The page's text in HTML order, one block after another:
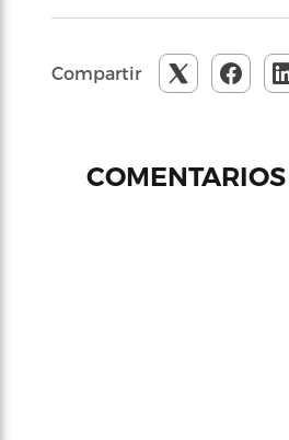
Compartir
COMENTARIOS